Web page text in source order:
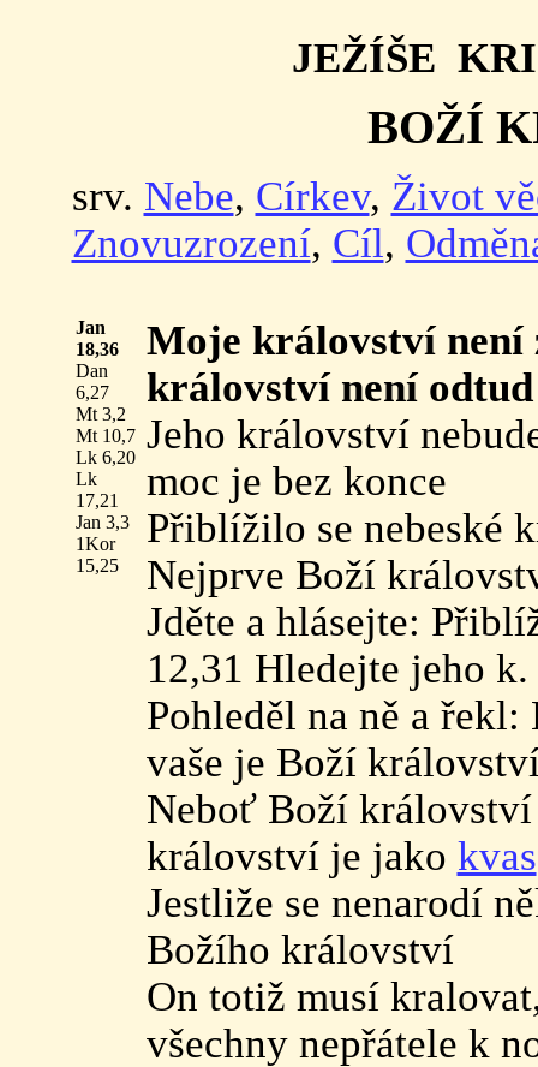
JEŽÍŠE
BOŽÍ
srv. Nebe, Církev, Život
Znovuzrození, Cíl,
Jan
18,36
Dan
6,27
Mt 3,2
Mt 10,7
Lk 6,20
Lk
17,21
Jan 3,3
1Kor
15,25
Moje království není
království není
Jeho království
moc je bez konce
Přiblížilo se nebeské
Nejprve Boží
Jděte a hlásejte:
12,31 Hledejte jeho k.
Pohleděl na ně a
vaše je Boží
Neboť Boží
království je jako kvas
Jestliže se nenarodí
Božího království
On totiž musí
všechny nepřátele k